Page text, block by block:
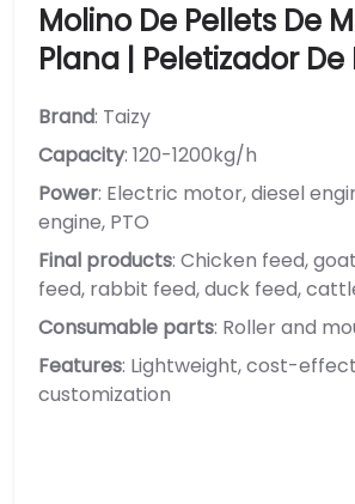
Molino De Pellets De
Plana | Peletizador De
Brand: Taizy
Capacity: 120-1200kg/h
Power: Electric motor, diesel
engine, PTO
Final products: Chicken feed,
feed, rabbit feed, duck feed,
Consumable parts: Roller and
Features: Lightweight, cost-
customization